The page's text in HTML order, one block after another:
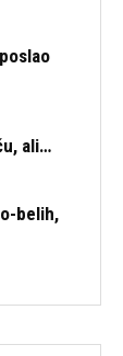
ali…
belih,